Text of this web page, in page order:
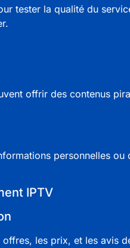
tester la qualité du
offrir des contenus
personnelles ou
IPTV
les prix, et les avis